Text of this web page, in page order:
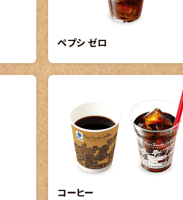
ペプシ ゼロ
コーヒー